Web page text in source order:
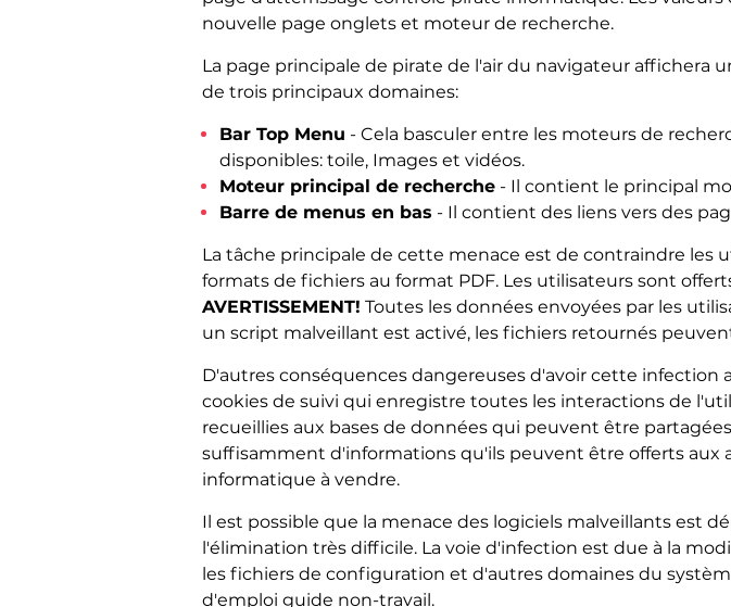
nouvelle page onglets et moteur de recherche.
La page principale de pirate de l'air du navigateur affichera
de trois principaux domaines:
Bar Top Menu - Cela basculer entre les moteurs de
disponibles: toile, Images et vidéos.
Moteur principal de recherche - Il contient le principal
Barre de menus en bas - Il contient des liens vers des
La tâche principale de cette menace est de contraindre les
formats de fichiers au format PDF. Les utilisateurs sont
AVERTISSEMENT! Toutes les données envoyées par les
un script malveillant est activé, les fichiers retournés
D'autres conséquences dangereuses d'avoir cette
cookies de suivi qui enregistre toutes les interactions de
recueillies aux bases de données qui peuvent être
suffisamment d'informations qu'ils peuvent être offerts aux
informatique à vendre.
Il est possible que la menace des logiciels malveillants est
l'élimination très difficile. La voie d'infection est due à la
les fichiers de configuration et d'autres domaines du
d'emploi guide non-travail.